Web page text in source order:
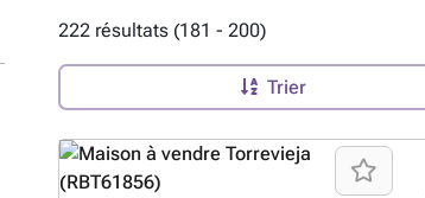
222 résultats (181 - 200)
Trier